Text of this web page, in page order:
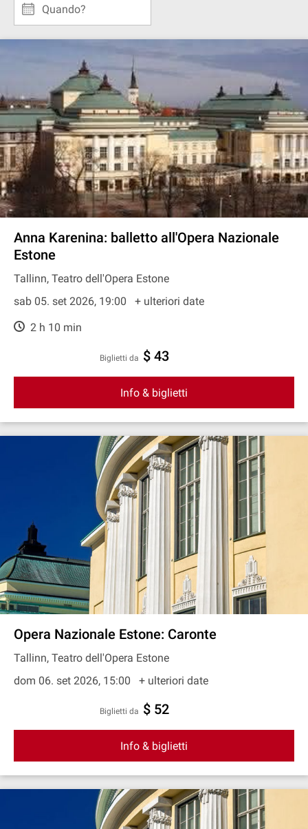
Quando?
Anna Karenina: balletto all'Opera Nazionale
Estone
Tallinn, Teatro dell'Opera Estone
sab 05. set 2026, 19:00
+ ulteriori date
2 h 10 min
Biglietti da $ 43
Info & biglietti
Opera Nazionale Estone: Caronte
Tallinn, Teatro dell'Opera Estone
dom 06. set 2026, 15:00
+ ulteriori date
Biglietti da $ 52
Info & biglietti